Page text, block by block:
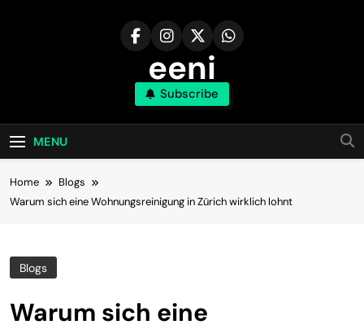
eeni
Subscribe
MENU
Home
Blogs
Warum sich eine Wohnungsreinigung in Zürich wirklich lohnt
Blogs
Warum sich eine